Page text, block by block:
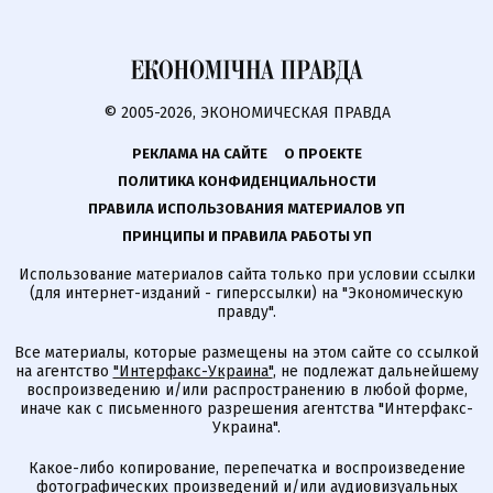
© 2005-2026, ЭКОНОМИЧЕСКАЯ ПРАВДА
РЕКЛАМА НА САЙТЕ
О ПРОЕКТЕ
ПОЛИТИКА КОНФИДЕНЦИАЛЬНОСТИ
ПРАВИЛА ИСПОЛЬЗОВАНИЯ МАТЕРИАЛОВ УП
ПРИНЦИПЫ И ПРАВИЛА РАБОТЫ УП
Использование материалов сайта только при условии ссылки
(для интернет-изданий - гиперссылки) на "Экономическую
правду".
Все материалы, которые размещены на этом сайте со ссылкой
на агентство "Интерфакс-Украина", не подлежат дальнейшему
воспроизведению и/или распространению в любой форме,
иначе как с письменного разрешения агентства "Интерфакс-
Украина".
Какое-либо копирование, перепечатка и воспроизведение
фотографических произведений и/или аудиовизуальных